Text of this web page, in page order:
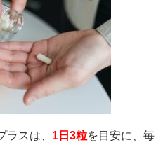
ラスは、 1日3粒を目安に、毎